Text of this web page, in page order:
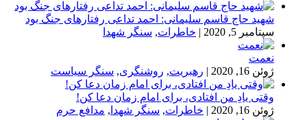
شهید حاج قاسم سلیمانی: احمد تداعی رفتارهای جنگ بود
سپتامبر 5, 2020
| خاطرات, سنگر شهدا
نعمت
ژوئن 16, 2020
| رهبریت, روشنگری, سنگر سیاست
وقتی یادِ من افتادی، برای امام زمان دعا کن!
ژوئن 16, 2020
| خاطرات, سنگر شهدا , مدافع حرم